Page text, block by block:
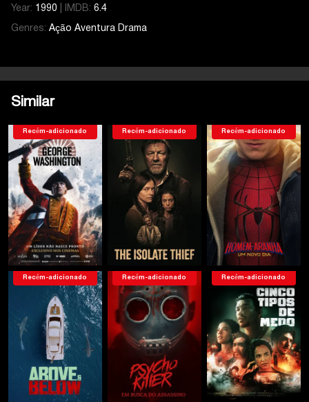
Year: 1990 IMDB: 6.4
Genres: Ação Aventura Drama
Similar
Recém-adicionado Recém-adicionado Recém-adicionado
Recém-adicionado Recém-adicionado Recém-adicionado